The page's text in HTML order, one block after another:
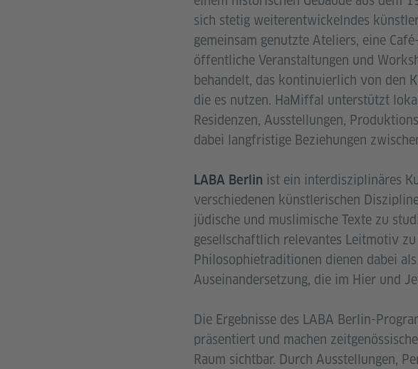
sich stetig weiterentwickelndes
gemeinsam genutzte Ateliers, eine
öffentliche Veranstaltungen und
behandelt, das kontinuierlich von den
die es nutzen. HaMiffal unterstützt
Residenzen, Ausstellungen,
dabei langfristige Beziehungen
LABA Berlin ist ein interdisziplinäres
verschiedenen künstlerischen
jüdische und muslimische Texte zu
gesellschaftlich relevantes Leitmotiv
Philosophietraditionen dienen dabei
Auseinandersetzung, die im Hier und
Die Ergebnisse des LABA Berlin-
präsentiert und machen
Raum sichtbar. Durch Ausstellungen,